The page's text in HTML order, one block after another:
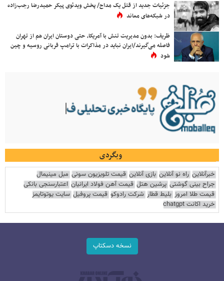
جزئیات جدید از قتل یک مداح/ پخش ویدئوی پیکر حمیدرضا رجب‌زاده
در شبکه‌های معاند
ظریف: بدون مدیریت تنش با آمریکا، حتی دوستان ایران هم از تهران
فاصله می‌گیرند/ایران نباید در مذاکرات با ترامپ قربانی روسیه و چین
شود
وبگردی
خبرآنلاین راه نو آنلاین بازی آنلاین قیمت تلویزیون سونی مبل مینیمال
جراح بینی گوشتی پرشین هتل قیمت آهن فولاد ایرانیان اعتبارسنجی بانکی
قیمت طلا امروز بلیط قطار شرکت رادوکو قیمت پروفیل سایت یوتوتایمز
خرید اکانت chatgpt
نسخه دسکتاپ